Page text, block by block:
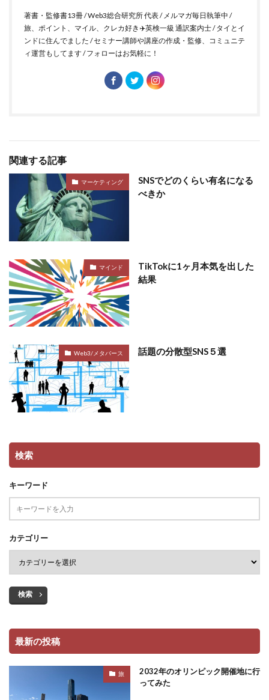
著書・監修書13冊 / Web3総合研究所 代表 / メルマガ毎日執筆中 /
旅、ポイント、マイル、クレカ好き✈️英検一級 通訳案内士 / タイとイ
ンドに住んでました / セミナー講師や講座の作成・監修、コミュニテ
ィ運営もしてます / フォローはお気軽に！
関連する記事
マーケティング
SNSでどのくらい有名になる
べきか
マインド
TikTokに1ヶ月本気を出した
結果
Web3/メタバース 話題の分散型SNS５選
検索
キーワード
カテゴリー
検索
最新の投稿
旅
2032年のオリンピック開催地に行
ってみた